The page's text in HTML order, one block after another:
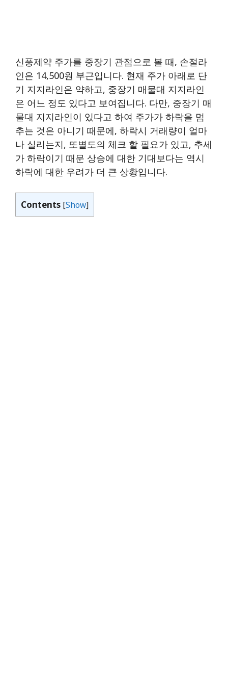
신풍제약 주가를 중장기 관점으로 볼 때, 손절라
인은 14,500원 부근입니다. 현재 주가 아래로 단
기 지지라인은 약하고, 중장기 매물대 지지라인
은 어느 정도 있다고 보여집니다. 다만, 중장기 매
물대 지지라인이 있다고 하여 주가가 하락을 멈
추는 것은 아니기 때문에, 하락시 거래량이 얼마
나 실리는지, 또별도의 체크 할 필요가 있고, 추세
가 하락이기 때문 상승에 대한 기대보다는 역시
하락에 대한 우려가 더 큰 상황입니다.
Contents [Show]